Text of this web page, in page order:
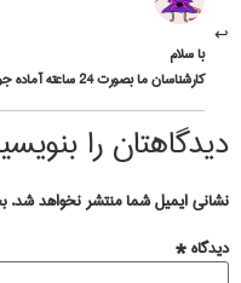
با سلام
کارشناسان ما بصورت 24 ساعته آماده جوابگویی به سوالات شما عزیزان میباشند.
دیدگاهتان را
نشانی ایمیل شما منتشر نخواهد شد.
دیدگاه*